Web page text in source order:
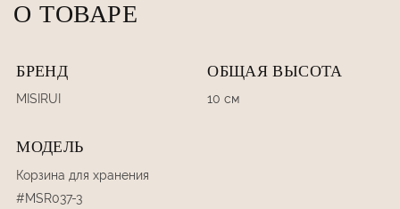
О ТОВАРЕ
БРЕНД
MISIRUI
ОБЩАЯ ВЫСОТА
10 см
МОДЕЛЬ
Корзина для хранения
#MSR037-3